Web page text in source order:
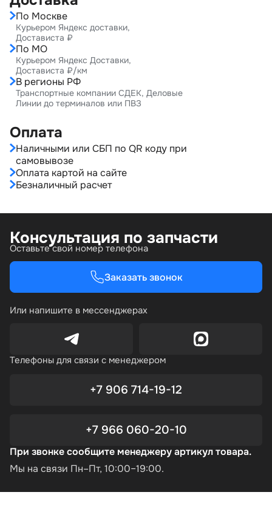
По Москве
Курьером Яндекс доставки,
Достависта ₽
По МО
Курьером Яндекс Доставки,
Достависта ₽/км
В регионы РФ
Транспортные компании СДЕК, Деловые
Линии до терминалов или ПВЗ
Оплата
Наличными или СБП по QR коду при
самовывозе
Оплата картой на сайте
Безналичный расчет
Консультация по запчасти
Оставьте свой номер телефона
Заказать звонок
Или напишите в мессенджерах
Телефоны для связи с менеджером
+7 906 714-19-12
+7 966 060-20-10
При звонке сообщите менеджеру артикул товара.
Мы на связи Пн–Пт, 10:00–19:00.